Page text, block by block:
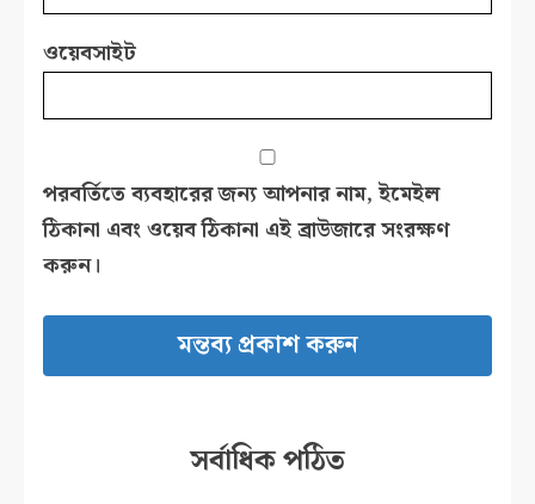
ওয়েবসাইট
পরবর্তিতে ব্যবহারের জন্য আপনার নাম, ইমেইল
ঠিকানা এবং ওয়েব ঠিকানা এই ব্রাউজারে সংরক্ষণ
করুন।
সর্বাধিক পঠিত